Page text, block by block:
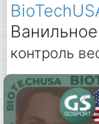
контроль